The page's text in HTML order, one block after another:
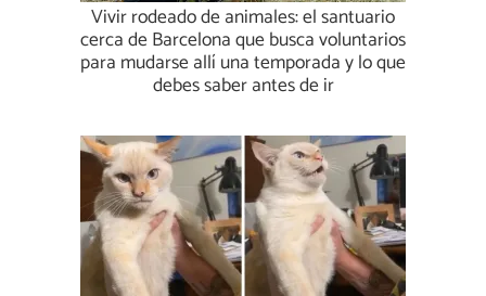
Vivir rodeado de animales: el santuario
cerca de Barcelona que busca voluntarios
para mudarse allí una temporada y lo que
debes saber antes de ir